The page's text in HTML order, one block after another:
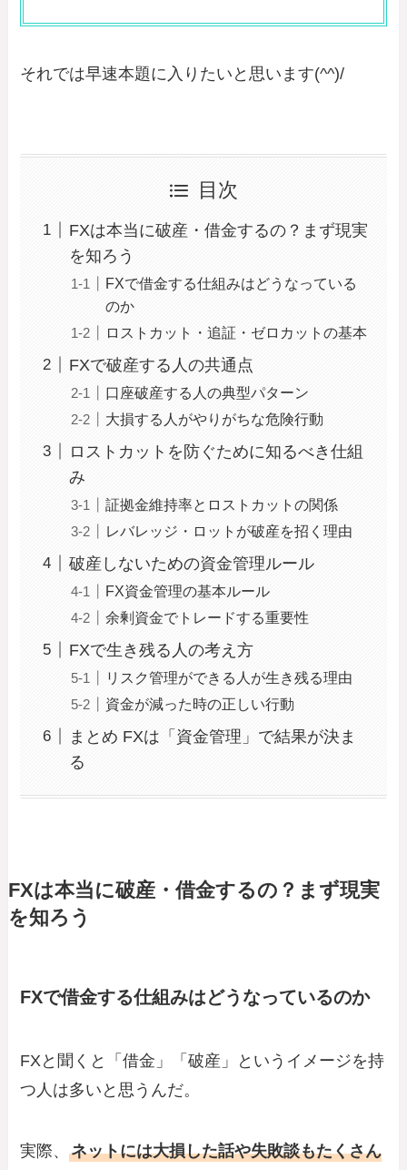
それでは早速本題に入りたいと思います(^^)/
目次
FXは本当に破産・借金するの？まず現実
を知ろう
FXで借金する仕組みはどうなっている
のか
ロストカット・追証・ゼロカットの基本
FXで破産する人の共通点
口座破産する人の典型パターン
大損する人がやりがちな危険行動
ロストカットを防ぐために知るべき仕組
み
証拠金維持率とロストカットの関係
レバレッジ・ロットが破産を招く理由
破産しないための資金管理ルール
FX資金管理の基本ルール
余剰資金でトレードする重要性
FXで生き残る人の考え方
リスク管理ができる人が生き残る理由
資金が減った時の正しい行動
まとめ FXは「資金管理」で結果が決ま
る
FXは本当に破産・借金するの？まず現実
を知ろう
FXで借金する仕組みはどうなっているのか
FXと聞くと「借金」「破産」というイメージを持
つ人は多いと思うんだ。
実際、ネットには大損した話や失敗談もたくさん